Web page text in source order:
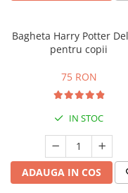
Bagheta Harry Potter
pentru copii
75 RON
IN STOC
ADAUGA IN COS